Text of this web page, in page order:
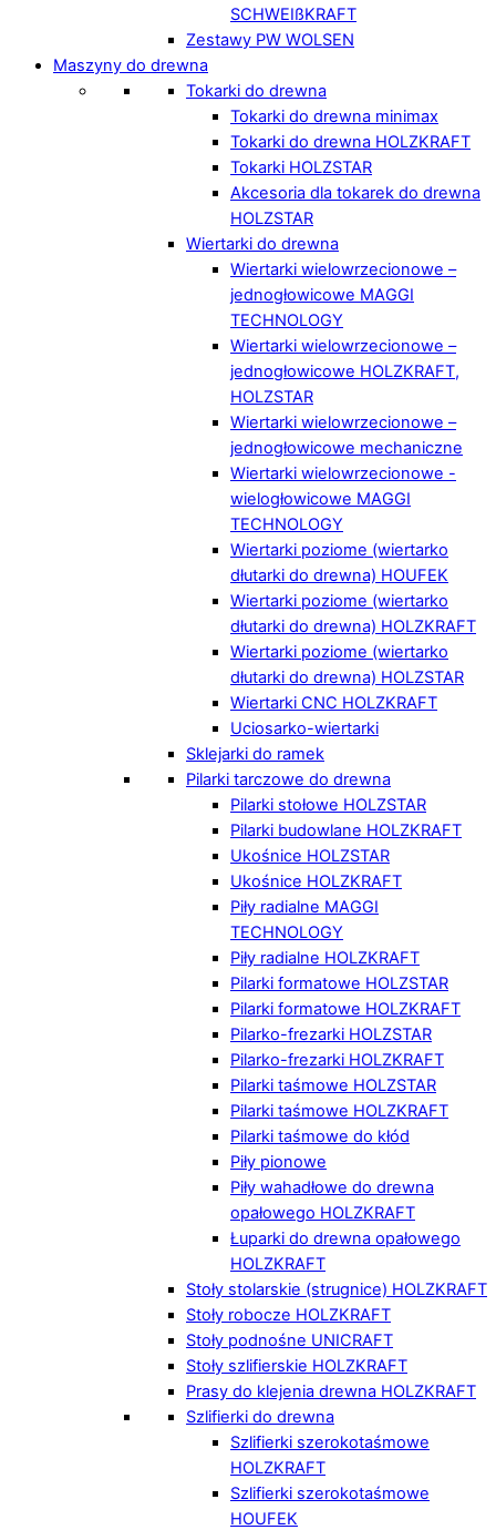
SCHWEIßKRAFT
Zestawy PW WOLSEN
Maszyny do drewna
Tokarki do drewna
Tokarki do drewna minimax
Tokarki do drewna HOLZKRAFT
Tokarki HOLZSTAR
Akcesoria dla tokarek do drewna
HOLZSTAR
Wiertarki do drewna
Wiertarki wielowrzecionowe –
jednogłowicowe MAGGI
TECHNOLOGY
Wiertarki wielowrzecionowe –
jednogłowicowe HOLZKRAFT,
HOLZSTAR
Wiertarki wielowrzecionowe –
jednogłowicowe mechaniczne
Wiertarki wielowrzecionowe -
wielogłowicowe MAGGI
TECHNOLOGY
Wiertarki poziome (wiertarko
dłutarki do drewna) HOUFEK
Wiertarki poziome (wiertarko
dłutarki do drewna) HOLZKRAFT
Wiertarki poziome (wiertarko
dłutarki do drewna) HOLZSTAR
Wiertarki CNC HOLZKRAFT
Uciosarko-wiertarki
Sklejarki do ramek
Pilarki tarczowe do drewna
Pilarki stołowe HOLZSTAR
Pilarki budowlane HOLZKRAFT
Ukośnice HOLZSTAR
Ukośnice HOLZKRAFT
Piły radialne MAGGI
TECHNOLOGY
Piły radialne HOLZKRAFT
Pilarki formatowe HOLZSTAR
Pilarki formatowe HOLZKRAFT
Pilarko-frezarki HOLZSTAR
Pilarko-frezarki HOLZKRAFT
Pilarki taśmowe HOLZSTAR
Pilarki taśmowe HOLZKRAFT
Pilarki taśmowe do kłód
Piły pionowe
Piły wahadłowe do drewna
opałowego HOLZKRAFT
Łuparki do drewna opałowego
HOLZKRAFT
Stoły stolarskie (strugnice) HOLZKRAFT
Stoły robocze HOLZKRAFT
Stoły podnośne UNICRAFT
Stoły szlifierskie HOLZKRAFT
Prasy do klejenia drewna HOLZKRAFT
Szlifierki do drewna
Szlifierki szerokotaśmowe
HOLZKRAFT
Szlifierki szerokotaśmowe
HOUFEK